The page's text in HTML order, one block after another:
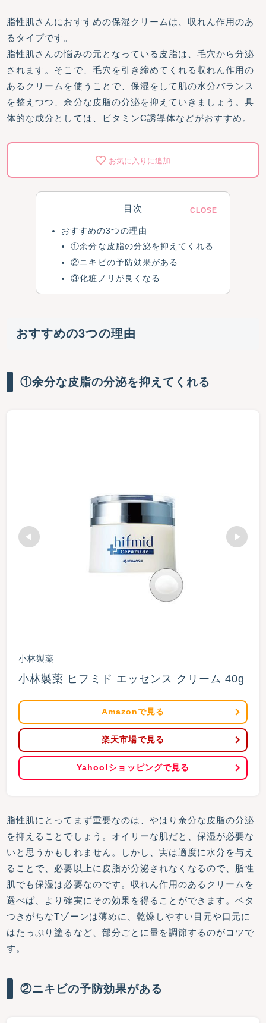
脂性肌さんにおすすめの保湿クリームは、収れん作用のあ
るタイプです。
脂性肌さんの悩みの元となっている皮脂は、毛穴から分泌
されます。そこで、毛穴を引き締めてくれる収れん作用の
あるクリームを使うことで、保湿をして肌の水分バランス
を整えつつ、余分な皮脂の分泌を抑えていきましょう。具
体的な成分としては、ビタミンC誘導体などがおすすめ。
お気に入りに追加
目次
おすすめの3つの理由
①余分な皮脂の分泌を抑えてくれる
②ニキビの予防効果がある
③化粧ノリが良くなる
おすすめの3つの理由
①余分な皮脂の分泌を抑えてくれる
小林製薬
小林製薬 ヒフミド エッセンス クリーム 40g
Amazonで見る
楽天市場で見る
Yahoo!ショッピングで見る
脂性肌にとってまず重要なのは、やはり余分な皮脂の分泌
を抑えることでしょう。オイリーな肌だと、保湿が必要な
いと思うかもしれません。しかし、実は適度に水分を与え
ることで、必要以上に皮脂が分泌されなくなるので、脂性
肌でも保湿は必要なのです。収れん作用のあるクリームを
選べば、より確実にその効果を得ることができます。ベタ
つきがちなTゾーンは薄めに、乾燥しやすい目元や口元に
はたっぷり塗るなど、部分ごとに量を調節するのがコツで
す。
②ニキビの予防効果がある